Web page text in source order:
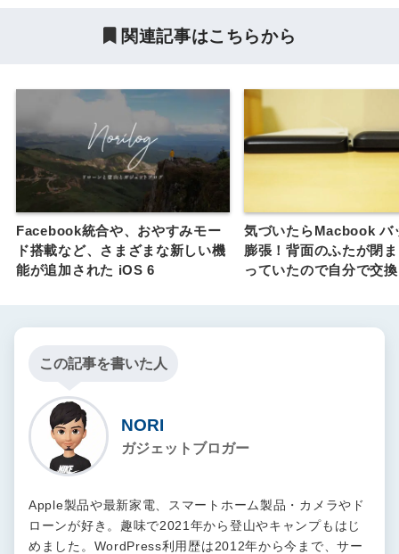
関連記事はこちらから
Facebook統合や、おやすみモー
ド搭載など、さまざまな新しい機
能が追加された iOS 6
気づいたらMacbook バ
膨張！背面のふたが閉
っていたので自分で交
この記事を書いた人
NORI
ガジェットブロガー
Apple製品や最新家電、スマートホーム製品・カメラやド
ローンが好き。趣味で2021年から登山やキャンプもはじ
めました。WordPress利用歴は2012年から今まで、サー